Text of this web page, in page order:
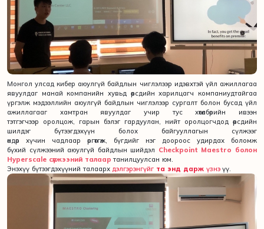
Монгол улсад кибер аюулгүй байдлын чиглэлээр идэвхтэй үйл ажиллагаа
явуулдаг манай компанийн хувьд өөрсдийн харилцагч компаниудтайгаа
үргэлж мэдээллийн аюулгүй байдлын чиглэлээр сургалт болон бусад үйл
ажиллагааг хамтран явуулдаг учир тус хөтөлбөрийн ивээн
тэтгэгчээр оролцож, гарын бэлэг гардуулан, нийт оролцогчдод өөрсдийн
шилдэг бүтээгдэхүүн болох байгууллагын сүлжээг
өндөр хүчин чадлаар өргөтгөж, бүгдийг нэг доороос удирдах боломж
бүхий сүлжээний аюулгүй байдлын шийдэл Checkpoint Maestrо болон
Hyperscale сүлжээний талаар танилцуулсан юм.
Энэхүү бүтээгдэхүүний талаарх дэлгэрэнгүйг та энд даржүзнэүү.